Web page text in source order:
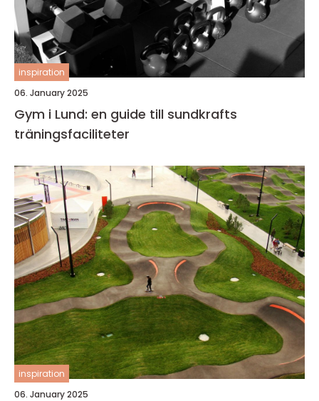
inspiration
06. January 2025
Gym i Lund: en guide till sundkrafts
träningsfaciliteter
inspiration
06. January 2025